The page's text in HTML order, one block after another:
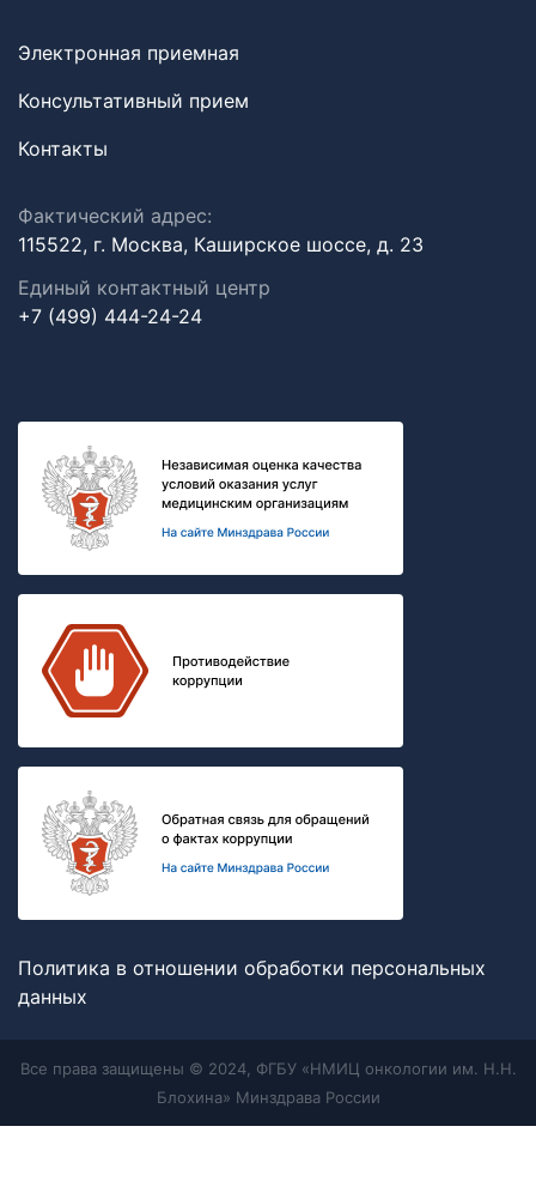
Электронная приемная
Консультативный прием
Контакты
Фактический адрес:
115522, г. Москва, Каширское шоссе, д. 23
Единый контактный центр
+7 (499) 444-24-24
Политика в отношении обработки персональных
данных
Все права защищены © 2024, ФГБУ «НМИЦ онкологии им. Н.Н.
Блохина» Минздрава России